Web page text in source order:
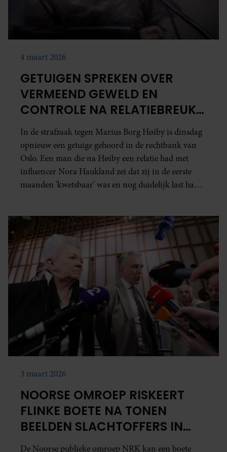
4 maart 2026
GETUIGEN SPREKEN OVER
VERMEEND GEWELD EN
CONTROLE NA RELATIEBREUK
IN ZAAK MARIUS BORG HØIBY
In de strafzaak tegen Marius Borg Høiby is dinsdag
opnieuw een getuige gehoord in de rechtbank van
Oslo. Een man die na Høiby een relatie had met
influencer Nora Haukland zei dat zij in de eerste
maanden 'kwetsbaar' was en nog duidelijk last had
3 maart 2026
NOORSE OMROEP RISKEERT
FLINKE BOETE NA TONEN
BEELDEN SLACHTOFFERS IN
HØIBY-ZAAK
De Noorse publieke omroep NRK kan een boete